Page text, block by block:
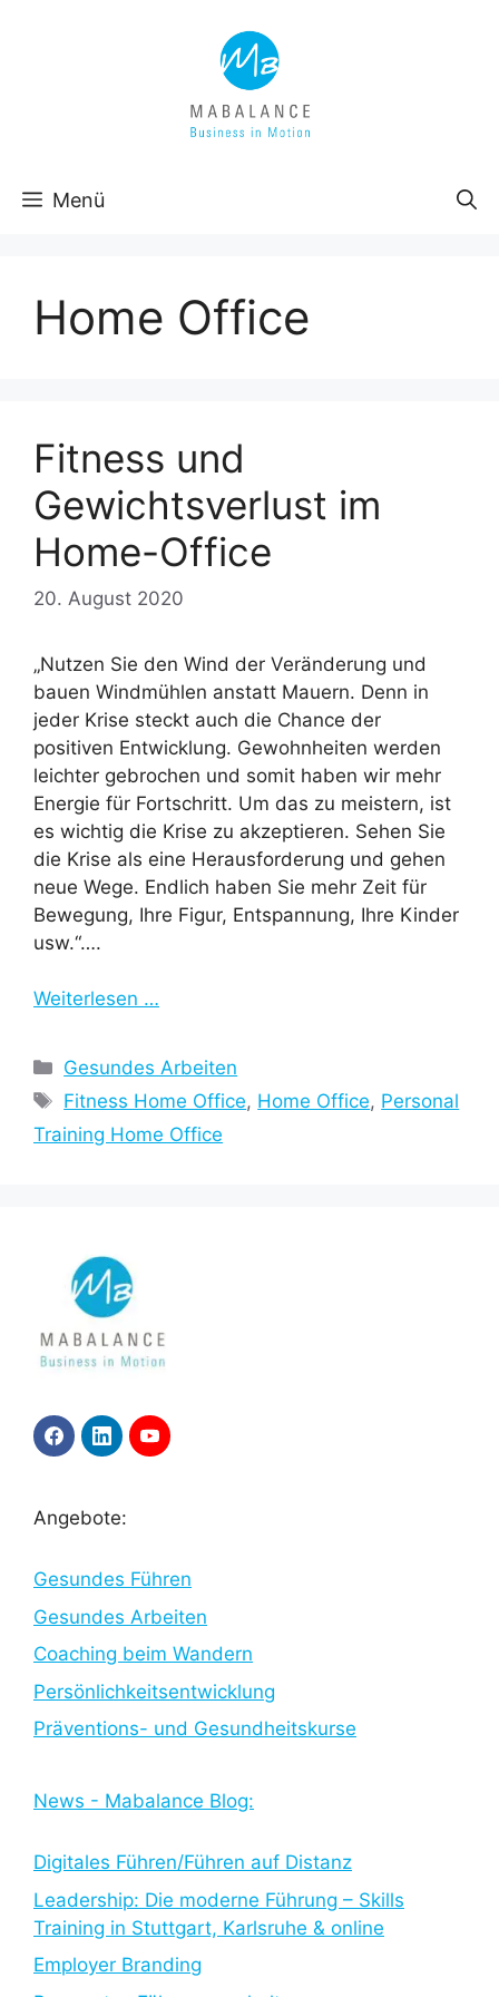
Menü
Home Office
Fitness und
Gewichtsverlust im
Home-Office
20. August 2020
„Nutzen Sie den Wind der Veränderung und
bauen Windmühlen anstatt Mauern. Denn in
jeder Krise steckt auch die Chance der
positiven Entwicklung. Gewohnheiten werden
leichter gebrochen und somit haben wir mehr
Energie für Fortschritt. Um das zu meistern, ist
es wichtig die Krise zu akzeptieren. Sehen Sie
die Krise als eine Herausforderung und gehen
neue Wege. Endlich haben Sie mehr Zeit für
Bewegung, Ihre Figur, Entspannung, Ihre Kinder
usw.“….
Weiterlesen …
Kategorien
Gesundes Arbeiten
Schlagwörter
Fitness Home Office, Home Office, Personal
Training Home Office
F
a
b
o
L
i
e
d
Y
o
Angebote:
Gesundes Führen
Gesundes Arbeiten
Coaching beim Wandern
Persönlichkeitsentwicklung
Präventions- und Gesundheitskurse
News - Mabalance Blog:
Digitales Führen/Führen auf Distanz
Leadership: Die moderne Führung – Skills
Training in Stuttgart, Karlsruhe & online
Employer Branding